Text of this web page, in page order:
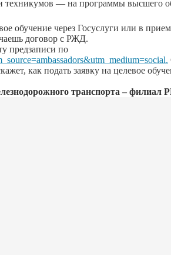
техникумов — на программы высшего
обучение через Госуслуги или в
договор с РЖД.
предзаписи по
как подать заявку на целевое
транспорта – филиал